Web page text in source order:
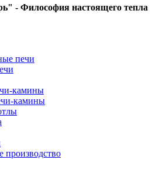
- Философия настоящего тепла
печи
камины
камины
производство